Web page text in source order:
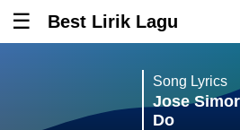
Tombol untuk membuka atau
Best Lirik Lagu
Song Lyrics
Jose
Do